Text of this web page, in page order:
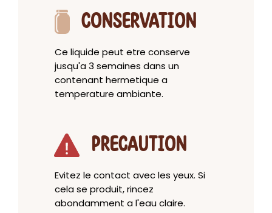
CONSERVATION
Ce liquide peut etre conserve
jusqu'a 3 semaines dans un
contenant hermetique a
temperature ambiante.
PRECAUTION
Evitez le contact avec les yeux. Si
cela se produit, rincez
abondamment a l'eau claire.